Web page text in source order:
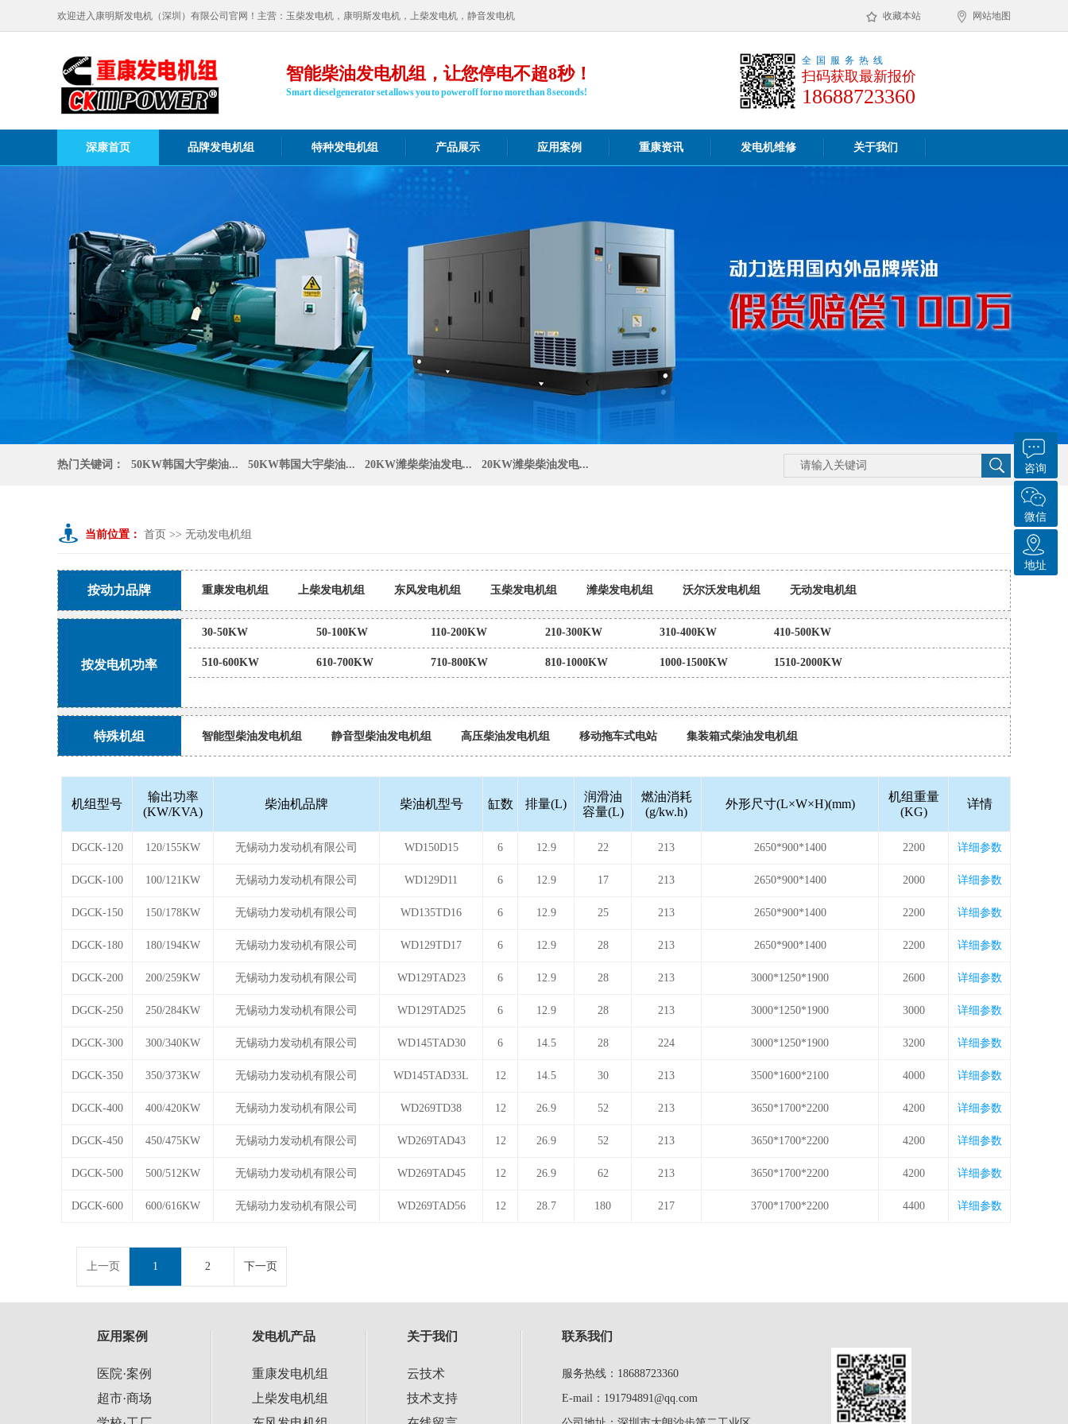
收藏本站 网站地图
欢迎进入康明斯发电机（深圳）有限公司官网！主营：玉柴发电机，康明斯发电机，上柴发电机，静音发电机
智能柴油发电机组，让您停电不超8秒！
Smart diesel generator set allows you to power off for no more than 8 seconds!
全国服务热线
扫码获取最新报价
18688723360
深康首页 品牌发电机组 特种发电机组 产品展示 应用案例 重康资讯 发电机维修 关于我们
热门关键词： 50KW韩国大宇柴油... 50KW韩国大宇柴油... 20KW潍柴柴油发电... 20KW潍柴柴油发电...
当前位置： 首页 >> 无动发电机组
按动力品牌 重康发电机组 上柴发电机组 东风发电机组 玉柴发电机组 潍柴发电机组 沃尔沃发电机组 无动发电机组
静音发电机组 济柴发电机组 大宇发电机组 奔驰发电机组 东风康发电机
按发电机功率
30-50KW 50-100KW 110-200KW 210-300KW 310-400KW 410-500KW
510-600KW 610-700KW 710-800KW 810-1000KW 1000-1500KW 1510-2000KW
特殊机组 智能型柴油发电机组 静音型柴油发电机组 高压柴油发电机组 移动拖车式电站 集装箱式柴油发电机组
机组型号
输出功率
(KW/KVA)
柴油机品牌 柴油机型号 缸数 排量(L)
润滑油
容量(L)
燃油消耗
(g/kw.h)
外形尺寸(L×W×H)(mm)
机组重量
(KG)
详情
DGCK-120 120/155KW 无锡动力发动机有限公司 WD150D15 6 12.9 22 213 2650*900*1400 2200 详细参数
DGCK-100 100/121KW 无锡动力发动机有限公司 WD129D11 6 12.9 17 213 2650*900*1400 2000 详细参数
DGCK-150 150/178KW 无锡动力发动机有限公司 WD135TD16 6 12.9 25 213 2650*900*1400 2200 详细参数
DGCK-180 180/194KW 无锡动力发动机有限公司 WD129TD17 6 12.9 28 213 2650*900*1400 2200 详细参数
DGCK-200 200/259KW 无锡动力发动机有限公司 WD129TAD23 6 12.9 28 213 3000*1250*1900 2600 详细参数
DGCK-250 250/284KW 无锡动力发动机有限公司 WD129TAD25 6 12.9 28 213 3000*1250*1900 3000 详细参数
DGCK-300 300/340KW 无锡动力发动机有限公司 WD145TAD30 6 14.5 28 224 3000*1250*1900 3200 详细参数
DGCK-350 350/373KW 无锡动力发动机有限公司 WD145TAD33L 12 14.5 30 213 3500*1600*2100 4000 详细参数
DGCK-400 400/420KW 无锡动力发动机有限公司 WD269TD38 12 26.9 52 213 3650*1700*2200 4200 详细参数
DGCK-450 450/475KW 无锡动力发动机有限公司 WD269TAD43 12 26.9 52 213 3650*1700*2200 4200 详细参数
DGCK-500 500/512KW 无锡动力发动机有限公司 WD269TAD45 12 26.9 62 213 3650*1700*2200 4200 详细参数
DGCK-600 600/616KW 无锡动力发动机有限公司 WD269TAD56 12 28.7 180 217 3700*1700*2200 4400 详细参数
上一页 1 2 下一页
应用案例
医院·案例
超市·商场
发电机产品
重康发电机组
上柴发电机组
关于我们
云技术
技术支持
联系我们
服务热线：18688723360
E-mail：191794891@qq.com
咨询
微信
地址